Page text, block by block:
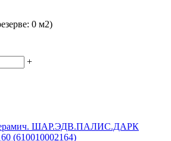
0 м2)
+
ШАР.ЭДВ.ПАЛИС.ДАРК
(610010002164)